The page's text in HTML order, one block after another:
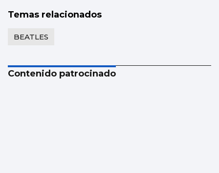
Temas relacionados
BEATLES
Contenido patrocinado